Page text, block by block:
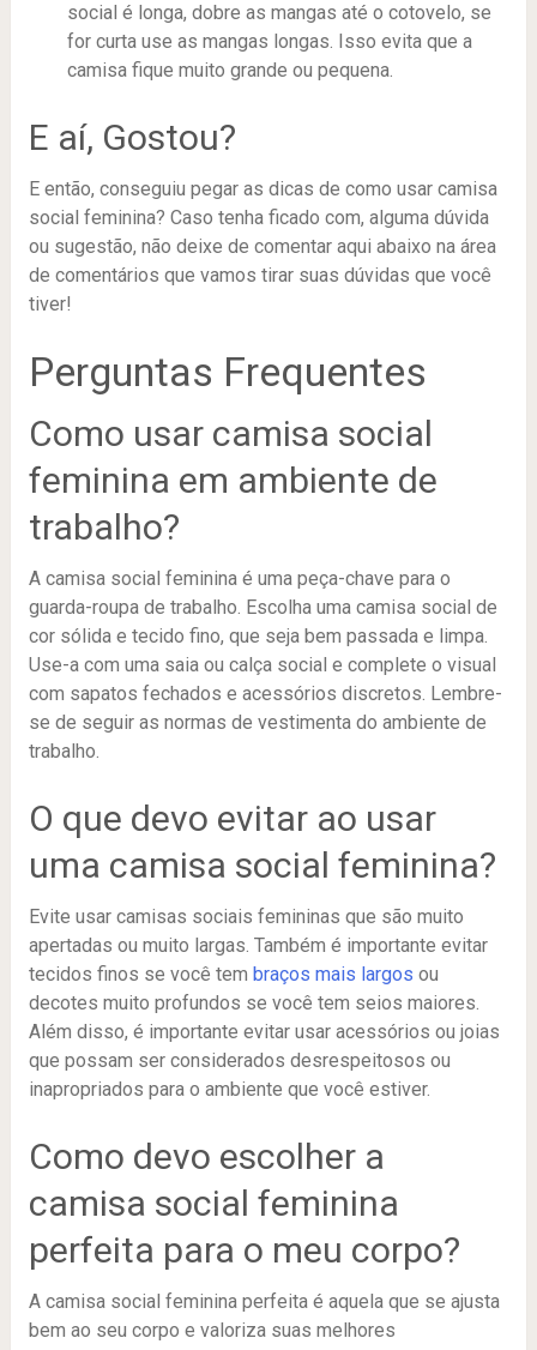
social é longa, dobre as mangas até o cotovelo, se
for curta use as mangas longas. Isso evita que a
camisa fique muito grande ou pequena.
E aí, Gostou?
E então, conseguiu pegar as dicas de como usar camisa
social feminina? Caso tenha ficado com, alguma dúvida
ou sugestão, não deixe de comentar aqui abaixo na área
de comentários que vamos tirar suas dúvidas que você
tiver!
Perguntas Frequentes
Como usar camisa social
feminina em ambiente de
trabalho?
A camisa social feminina é uma peça-chave para o
guarda-roupa de trabalho. Escolha uma camisa social de
cor sólida e tecido fino, que seja bem passada e limpa.
Use-a com uma saia ou calça social e complete o visual
com sapatos fechados e acessórios discretos. Lembre-
se de seguir as normas de vestimenta do ambiente de
trabalho.
O que devo evitar ao usar
uma camisa social feminina?
Evite usar camisas sociais femininas que são muito
apertadas ou muito largas. Também é importante evitar
tecidos finos se você tem braços mais largos ou
decotes muito profundos se você tem seios maiores.
Além disso, é importante evitar usar acessórios ou joias
que possam ser considerados desrespeitosos ou
inapropriados para o ambiente que você estiver.
Como devo escolher a
camisa social feminina
perfeita para o meu corpo?
A camisa social feminina perfeita é aquela que se ajusta
bem ao seu corpo e valoriza suas melhores